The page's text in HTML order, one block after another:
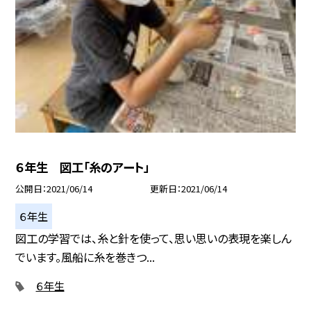
６年生 図工「糸のアート」
公開日 2021/06/14 更新日 2021/06/14
６年生
図工の学習では、糸と針を使って、思い思いの表現を楽しん
でいます。風船に糸を巻きつ...
６年生